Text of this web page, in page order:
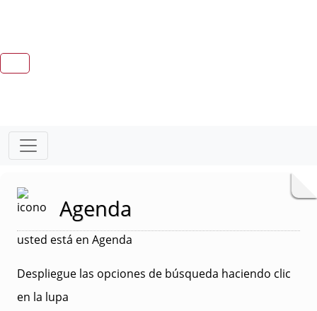
Agenda
usted está en Agenda
Despliegue las opciones de búsqueda haciendo clic
en la lupa